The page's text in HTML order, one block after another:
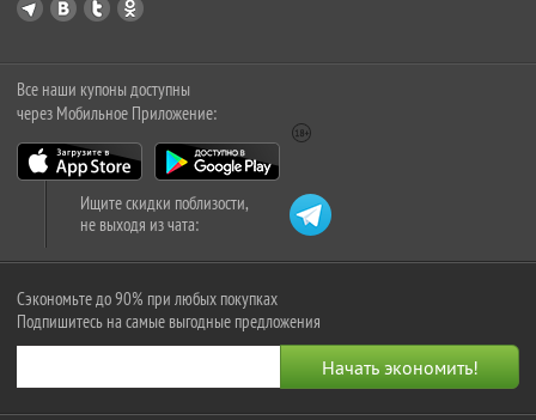
Все наши купоны доступны
через Мобильное Приложение:
Ищите скидки поблизости,
не выходя из чата:
Сэкономьте до 90% при любых покупках
Подпишитесь на самые выгодные предложения